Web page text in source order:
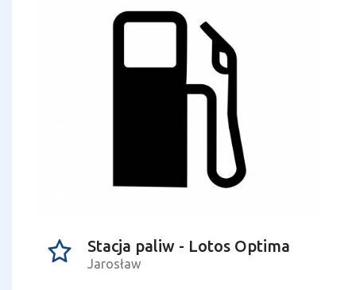
Stacja paliw - Lotos Optima
Jarosław